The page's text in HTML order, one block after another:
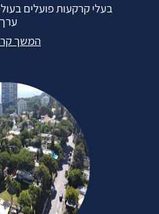
בעלי קרקעות פועלים
המשך